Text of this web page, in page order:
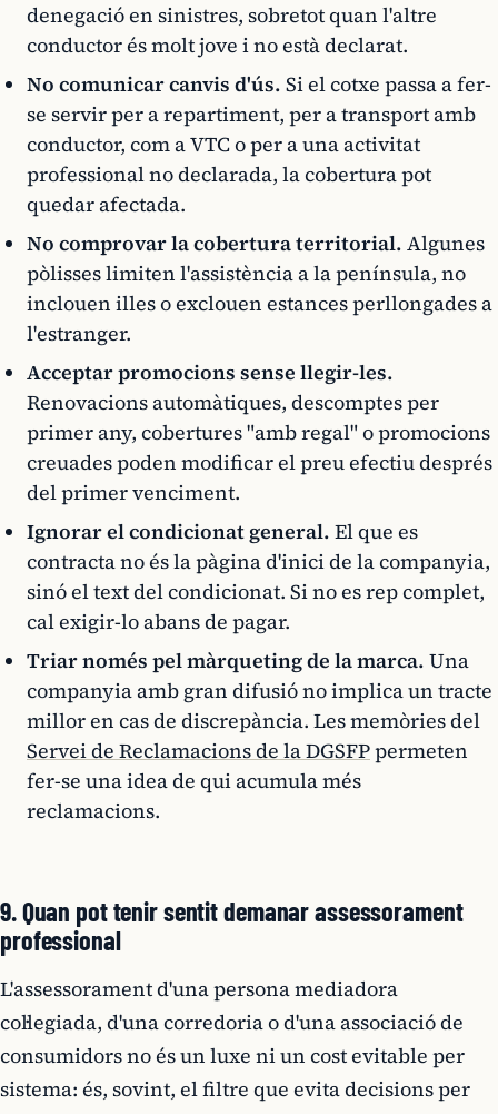
denegació en sinistres, sobretot quan l'altre
conductor és molt jove i no està declarat.
No comunicar canvis d'ús. Si el cotxe passa a fer-
se servir per a repartiment, per a transport amb
conductor, com a VTC o per a una activitat
professional no declarada, la cobertura pot
quedar afectada.
No comprovar la cobertura territorial. Algunes
pòlisses limiten l'assistència a la península, no
inclouen illes o exclouen estances perllongades a
l'estranger.
Acceptar promocions sense llegir-les.
Renovacions automàtiques, descomptes per
primer any, cobertures "amb regal" o promocions
creuades poden modificar el preu efectiu després
del primer venciment.
Ignorar el condicionat general. El que es
contracta no és la pàgina d'inici de la companyia,
sinó el text del condicionat. Si no es rep complet,
cal exigir-lo abans de pagar.
Triar només pel màrqueting de la marca. Una
companyia amb gran difusió no implica un tracte
millor en cas de discrepància. Les memòries del
Servei de Reclamacions de la DGSFPpermeten
fer-se una idea de qui acumula més
reclamacions.
9. Quan pot tenir sentit demanar assessorament
professional
L'assessorament d'una persona mediadora
col·legiada, d'una corredoria o d'una associació de
consumidors no és un luxe ni un cost evitable per
sistema: és, sovint, el filtre que evita decisions per